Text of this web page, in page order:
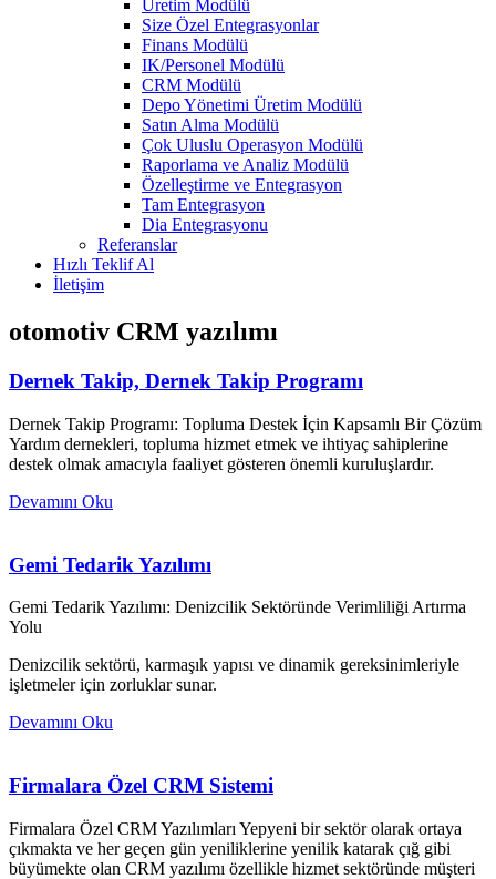
Üretim Modülü
Size Özel Entegrasyonlar
Finans Modülü
IK/Personel Modülü
CRM Modülü
Depo Yönetimi Üretim Modülü
Satın Alma Modülü
Çok Uluslu Operasyon Modülü
Raporlama ve Analiz Modülü
Özelleştirme ve Entegrasyon
Tam Entegrasyon
Dia Entegrasyonu
Referanslar
Hızlı Teklif Al
İletişim
otomotiv CRM yazılımı
Dernek Takip, Dernek Takip Programı
Dernek Takip Programı: Topluma Destek İçin Kapsamlı Bir Çözüm
Yardım dernekleri, topluma hizmet etmek ve ihtiyaç sahiplerine
destek olmak amacıyla faaliyet gösteren önemli kuruluşlardır.
Devamını Oku
Gemi Tedarik Yazılımı
Gemi Tedarik Yazılımı: Denizcilik Sektöründe Verimliliği Artırma
Yolu
Denizcilik sektörü, karmaşık yapısı ve dinamik gereksinimleriyle
işletmeler için zorluklar sunar.
Devamını Oku
Firmalara Özel CRM Sistemi
Firmalara Özel CRM Yazılımları Yepyeni bir sektör olarak ortaya
çıkmakta ve her geçen gün yeniliklerine yenilik katarak çığ gibi
büyümekte olan CRM yazılımı özellikle hizmet sektöründe müşteri